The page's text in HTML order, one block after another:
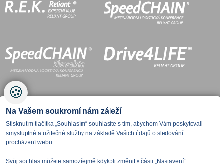
🍪
Na Vašem soukromí nám záleží
Stisknutím tlačítka „Souhlasím“ souhlasíte s tím, abychom Vám poskytovali
smysluplné a užitečné služby na základě Vašich údajů o sledování
procházení webu.
Svůj souhlas můžete samozřejmě kdykoli změnit v části „Nastavení“.